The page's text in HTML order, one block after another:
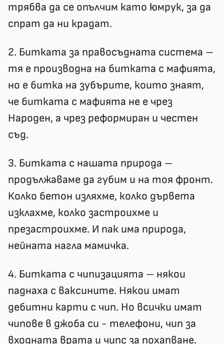
трябва да се опълчим като юмрук, за да
спрат да ни крадат.
2. Битката за правосъдната система –
тя е производна на битката с мафията,
но е битка на зубърите, които знаят,
че битката с мафията не е чрез
Народен, а чрез реформиран и честен
съд.
3. Битката с нашата природа –
продължаваме да губим и на тоя фронт.
Колко бетон изляхме, колко дървета
изклахме, колко застроихме и
презастроихме. И пак има природа,
нейната нагла мамичка.
4. Битката с чипизацията – някои
паднаха с ваксините. Някои имат
дебитни карти с чип. Но всички имат
чипове в джоба си - телефони, чип за
входната врата и чипс за похапване.